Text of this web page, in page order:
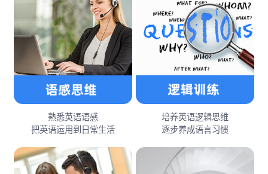
熟悉英语语感
把英语运用到日常生活
培养英语逻辑思维
逐步养成语言习惯